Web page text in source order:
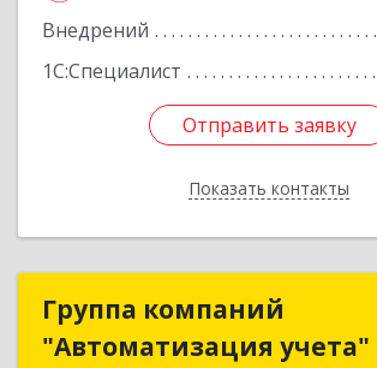
Внедрений
1С:Специалист
Отправить заявку
Показать контакты
Отправить заявку
Назад
Группа компаний
"Автоматизация учета"
Группа